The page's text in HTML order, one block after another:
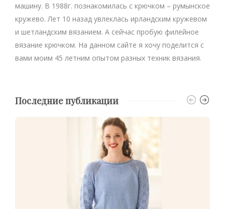
машину. В 1988г. познакомилась с крючком – румынское
кружево. Лет 10 назад увлеклась ирландским кружевом
и шетландским вязанием. А сейчас пробую филейное
вязание крючком. На данном сайте я хочу поделится с
вами моим 45 летним опытом разных техник вязания.
Последние публикации